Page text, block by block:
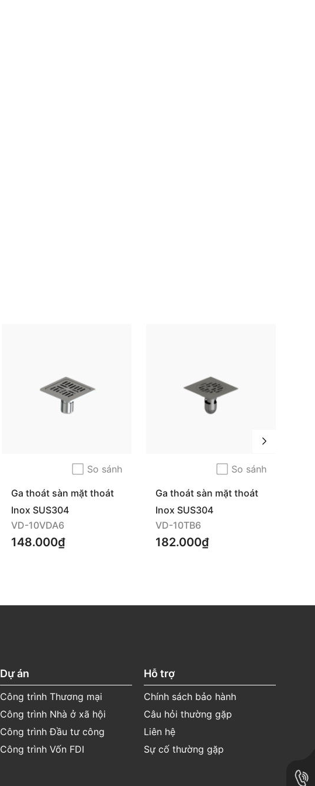
So sánh
Ga thoát sàn mặt thoát
vuông hở
Inox SUS304
VD-10VDA6
148.000₫
So sánh
Ga thoát sàn mặt thoát
tròn hở
Inox SUS304
VD-10TB6
182.000₫
Dự án
Công trình Thương mại
Công trình Nhà ở xã hội
Công trình Đầu tư công
Công trình Vốn FDI
Hỗ trợ
Chính sách bảo hành
Câu hỏi thường gặp
Liên hệ
Sự cố thường gặp